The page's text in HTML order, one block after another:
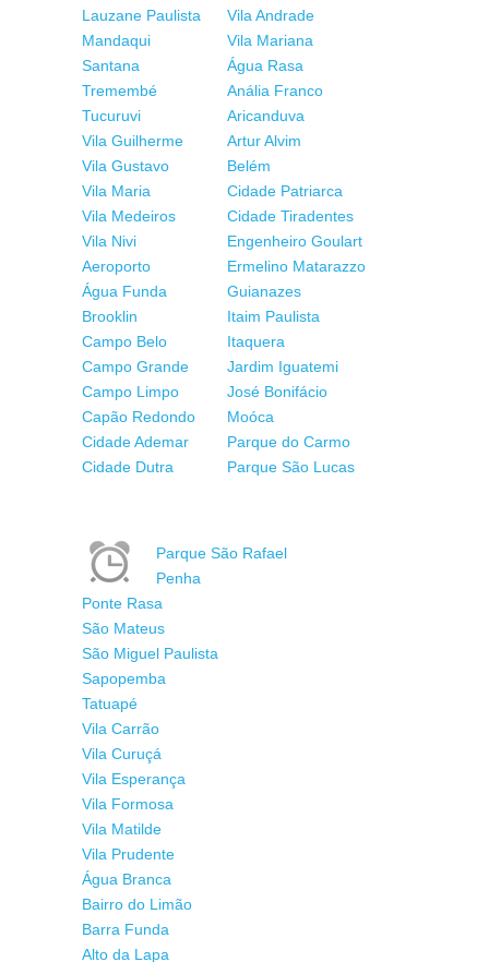
Lauzane Paulista
Mandaqui
Santana
Tremembé
Tucuruvi
Vila Guilherme
Vila Gustavo
Vila Maria
Vila Medeiros
Vila Nivi
Aeroporto
Água Funda
Brooklin
Campo Belo
Campo Grande
Campo Limpo
Capão Redondo
Cidade Ademar
Cidade Dutra
Vila Andrade
Vila Mariana
Água Rasa
Anália Franco
Aricanduva
Artur Alvim
Belém
Cidade Patriarca
Cidade Tiradentes
Engenheiro Goulart
Ermelino Matarazzo
Guianazes
Itaim Paulista
Itaquera
Jardim Iguatemi
José Bonifácio
Moóca
Parque do Carmo
Parque São Lucas
Parque São Rafael
Penha
Ponte Rasa
São Mateus
São Miguel Paulista
Sapopemba
Tatuapé
Vila Carrão
Vila Curuçá
Vila Esperança
Vila Formosa
Vila Matilde
Vila Prudente
Água Branca
Bairro do Limão
Barra Funda
Alto da Lapa